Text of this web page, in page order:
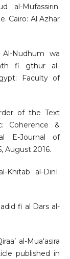
al-Mufassirin.
Cairo: Al Azhar
Nudhum wa
fi gthur al-
Faculty of
of the Text
Coherence &
E-Journal of
August 2016.
Khitab al-DinI.
fi al Dars al-
al-Mua‘asira
published in